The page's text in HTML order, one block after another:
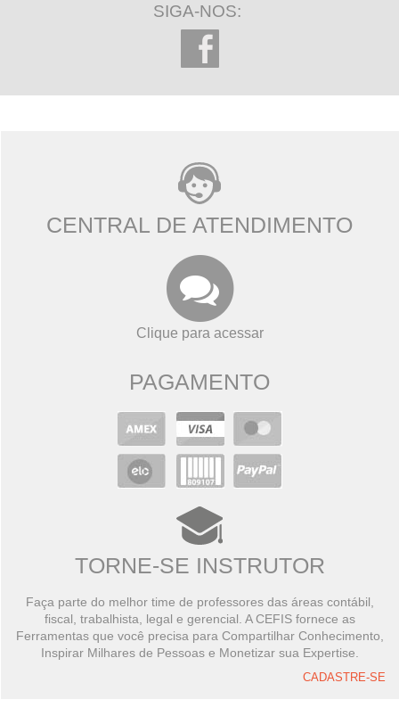
SIGA-NOS:
CENTRAL DE ATENDIMENTO
Clique para acessar
PAGAMENTO
TORNE-SE INSTRUTOR
Faça parte do melhor time de professores das áreas contábil,
fiscal, trabalhista, legal e gerencial. A CEFIS fornece as
Ferramentas que você precisa para Compartilhar Conhecimento,
Inspirar Milhares de Pessoas e Monetizar sua Expertise.
CADASTRE-SE